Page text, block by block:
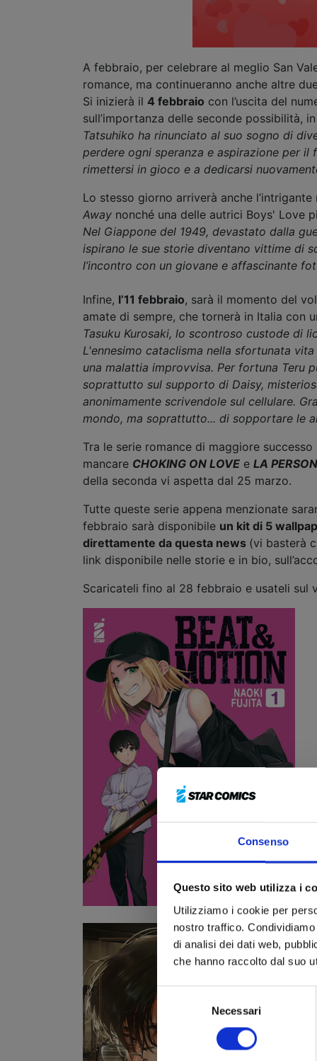
Consenso
Questo sito web utilizza i
Utilizziamo i cookie per
nostro traffico.
di analisi dei dati web,
che hanno raccolto dal suo
Selezione
consenso
Necessari
A febbraio, per celebrare al meglio San
romance, ma continueranno anche altre
Si inizierà il 4 febbraio con l’uscita del
sull’importanza delle seconde possibilità,
Tatsuhiko ha rinunciato al suo sogno di
perdere ogni speranza e aspirazione per
rimettersi in gioco e a dedicarsi
Lo stesso giorno arriverà anche
Away nonché una delle autrici Boys' Love
Nel Giappone del 1949, devastato dalla
ispirano le sue storie diventano vittime di
l’incontro con un giovane e affascinante
Infine, l’11 febbraio, sarà il momento del
amate di sempre, che tornerà in Italia con
Tasuku Kurosaki, lo scontroso custode di
L'ennesimo cataclisma nella sfortunata
una malattia improvvisa. Per fortuna Teru
soprattutto sul supporto di Daisy,
anonimamente scrivendole sul cellulare.
mondo, ma soprattutto... di sopportare le
Tra le serie romance di maggiore
mancare CHOKING ON LOVE e LA
della seconda vi aspetta dal 25 marzo.
Tutte queste serie appena menzionate
febbraio sarà disponibile un kit di 5
direttamente da questa news (vi basterà
link disponibile nelle storie e in bio,
Scaricateli fino al 28 febbraio e usateli